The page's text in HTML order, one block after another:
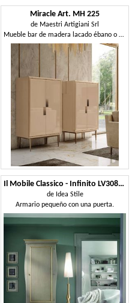
Miracle Art. MH 225
de Maestri Artigiani Srl
Mueble bar de madera lacado ébano o capuchino
Il Mobile Classico - Infinito LV3083-A
de Idea Stile
Armario pequeño con una puerta.